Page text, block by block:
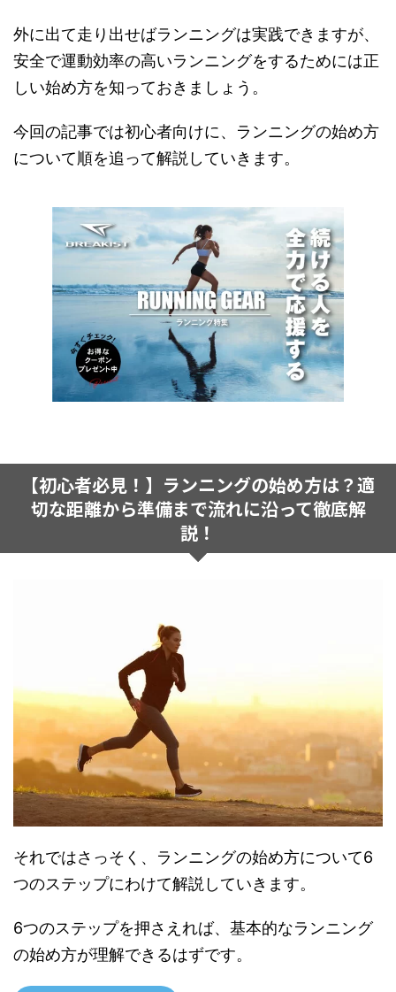
外に出て走り出せばランニングは実践できますが、
安全で運動効率の高いランニングをするためには正
しい始め方を知っておきましょう。
今回の記事では初心者向けに、ランニングの始め方
について順を追って解説していきます。
【初心者必見！】ランニングの始め方は？適
切な距離から準備まで流れに沿って徹底解
説！
それではさっそく、ランニングの始め方について6
つのステップにわけて解説していきます。
6つのステップを押さえれば、基本的なランニング
の始め方が理解できるはずです。